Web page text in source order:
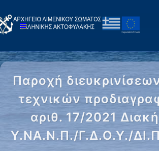
Παροχή
τεχνικών
αριθ. 17/2021
Υ.ΝΑ.Ν.Π./Γ.Δ.Ο.Υ./